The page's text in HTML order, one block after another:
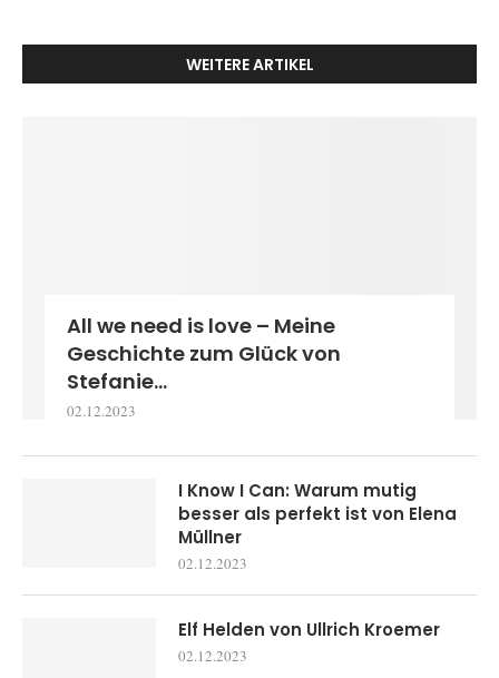
WEITERE ARTIKEL
All we need is love – Meine
Geschichte zum Glück von
Stefanie...
02.12.2023
I Know I Can: Warum mutig
besser als perfekt ist von Elena
Müllner
02.12.2023
Elf Helden von Ullrich Kroemer
02.12.2023